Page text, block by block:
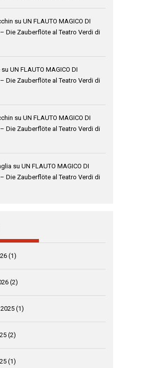
su UN FLAUTO MAGICO DI
– Die Zauberflöte al Teatro Verdi di
su UN FLAUTO MAGICO DI
– Die Zauberflöte al Teatro Verdi di
su UN FLAUTO MAGICO DI
– Die Zauberflöte al Teatro Verdi di
su UN FLAUTO MAGICO DI
– Die Zauberflöte al Teatro Verdi di
(1)
(2)
(1)
(2)
(1)